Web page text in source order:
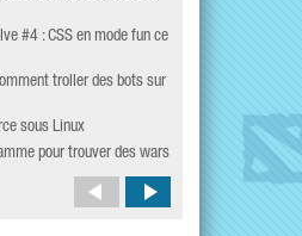
#4 : CSS en mode fun ce
troller des bots sur
sous Linux
pour trouver des wars